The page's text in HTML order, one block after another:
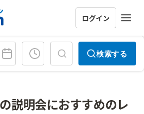
ログイン
イプ 検索する
説明会におすすめのレ